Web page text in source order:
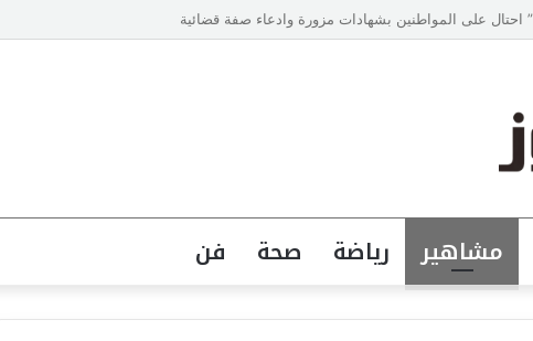
مشاهير رياضة صحة فن